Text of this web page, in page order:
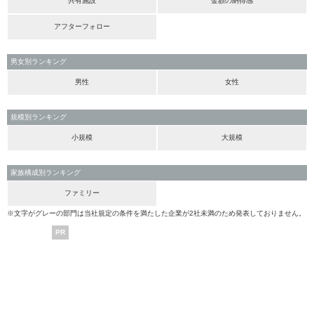
アフターフォロー
男女別ランキング
男性 女性
規模別ランキング
小規模 大規模
家族構成別ランキング
ファミリー
※文字がグレーの部門は当社規定の条件を満たした企業が2社未満のため発表しておりません。
PR